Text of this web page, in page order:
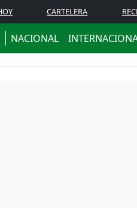
CARTELERA
NACIONAL